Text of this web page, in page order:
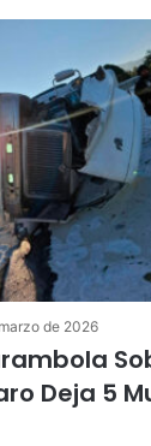
de 2026
Deja 5